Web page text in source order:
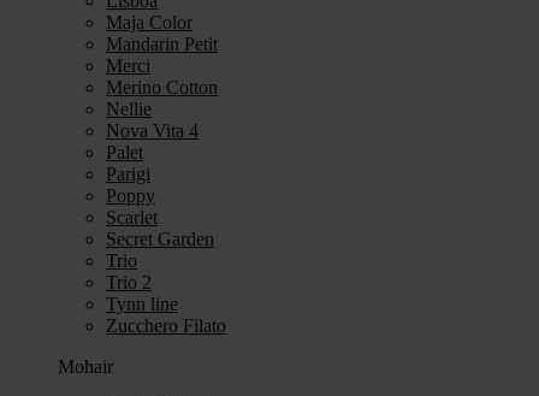
Maja Color
Mandarin Petit
Merci
Merino Cotton
Nellie
Nova Vita 4
Palet
Parigi
Poppy
Scarlet
Secret Garden
Trio
Trio 2
Tynn line
Zucchero Filato
Mohair